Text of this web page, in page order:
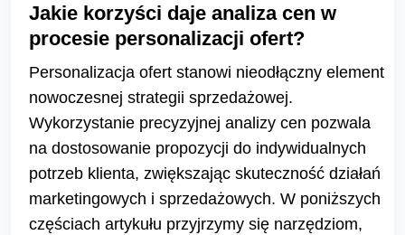
Jakie korzyści daje analiza cen w
procesie personalizacji ofert?
Personalizacja ofert stanowi nieodłączny element
nowoczesnej strategii sprzedażowej.
Wykorzystanie precyzyjnej analizy cen pozwala
na dostosowanie propozycji do indywidualnych
potrzeb klienta, zwiększając skuteczność działań
marketingowych i sprzedażowych. W poniższych
częściach artykułu przyjrzymy się narzędziom,